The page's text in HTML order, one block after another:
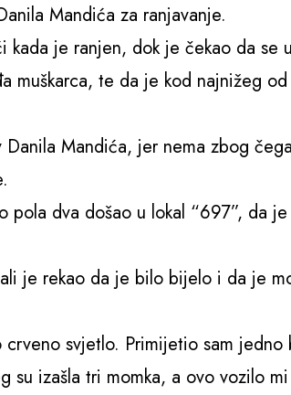
Mandića za ranjavanje.
kada je ranjen, dok je čekao da se
muškarca, te da je kod najnižeg
Mandića, jer nema zbog
pola dva došao u lokal “697”, da
je rekao da je bilo bijelo i da je
crveno svjetlo. Primijetio sam
su izašla tri momka, a ovo vozilo